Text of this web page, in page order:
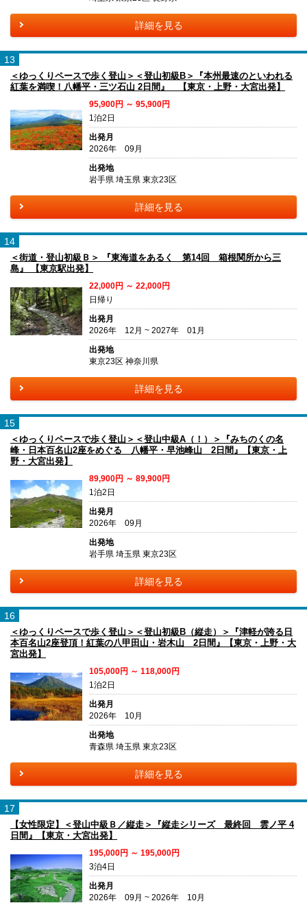
詳細を見る
13
＜ゆっくりペースで歩く登山＞＜登山初級B＞『本州最速のといわれる
紅葉を満喫！八幡平・三ツ石山 2日間』 【東京・上野・大宮出発】
95,900円 ～ 95,900円
1泊2日
出発月
2026年 09月
出発地
岩手県 埼玉県 東京23区
詳細を見る
14
＜街道・登山初級Ｂ＞ 『東海道をあるく 第14回 箱根関所から三
島』 【東京駅出発】
22,000円 ～ 22,000円
日帰り
出発月
2026年 12月 ~ 2027年 01月
出発地
東京23区 神奈川県
詳細を見る
15
＜ゆっくりペースで歩く登山＞＜登山中級A（！）＞『みちのくの名
峰・日本百名山2座をめぐる 八幡平・早池峰山 2日間』【東京・上
野・大宮出発】
89,900円 ～ 89,900円
1泊2日
出発月
2026年 09月
出発地
岩手県 埼玉県 東京23区
詳細を見る
16
＜ゆっくりペースで歩く登山＞＜登山初級B（縦走）＞『津軽が誇る日
本百名山2座登頂！紅葉の八甲田山・岩木山 2日間』【東京・上野・大
宮出発】
105,000円 ～ 118,000円
1泊2日
出発月
2026年 10月
出発地
青森県 埼玉県 東京23区
詳細を見る
17
【女性限定】＜登山中級Ｂ／縦走＞『縦走シリーズ 最終回 雲ノ平 4
日間』【東京・大宮出発】
195,000円 ～ 195,000円
3泊4日
出発月
2026年 09月 ~ 2026年 10月